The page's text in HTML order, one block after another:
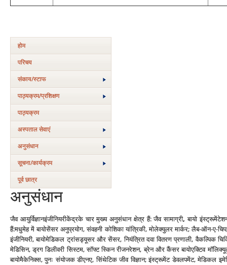
होम
परिचय
संकाय/स्‍टाफ
पाठ्यक्रम/प्रशिक्षण
पाठ्यक्रम
अस्‍पताल सेवाएं
अनुसंधान
सूचना/कार्यक्रम
पूर्व छात्र
अनुसंधान
जैव आयुर्विज्ञानइंजीनियरीकेंद्रके चार मुख्य अनुसंधान क्षेत्र हैं: जैव सामाग्री, बायो
हैं:मधुमेह में बायोसेंसर अनुप्रयोग, संवहनी कोशिका यांत्रिकी, मोलेक्युलर मार्कर; लैब-ऑन-ए-
इंजीनियरी, बायोमेडिकल ट्रांसड्यूसर और सेंसर, नियंत्रित दवा वितरण प्रणाली, वैकल्पिक
मेडिसिन, ड्रग डिलीवरी सिस्टम, सॉफ्ट स्किन रीजनरेशन, ब्रेन और कैंसर बायोएक्टिव
बायोमैकेनिक्स, पुनः संयोजक डीएनए, सिंथेटिक जीव विज्ञान; इंस्ट्रूमेंट डेवलपमेंट, मेडिकल